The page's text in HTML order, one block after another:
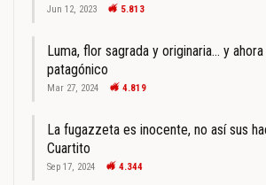
Jun 12, 2023 5.813
Luma, flor sagrada y originaria… y
patagónico
Mar 27, 2024 4.819
La fugazzeta es inocente, no así sus
Cuartito
Sep 17, 2024 4.344